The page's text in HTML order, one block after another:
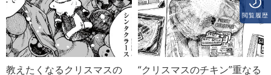
教えたくなるクリスマスの “クリスマスのチキン”重なる
閲覧履歴